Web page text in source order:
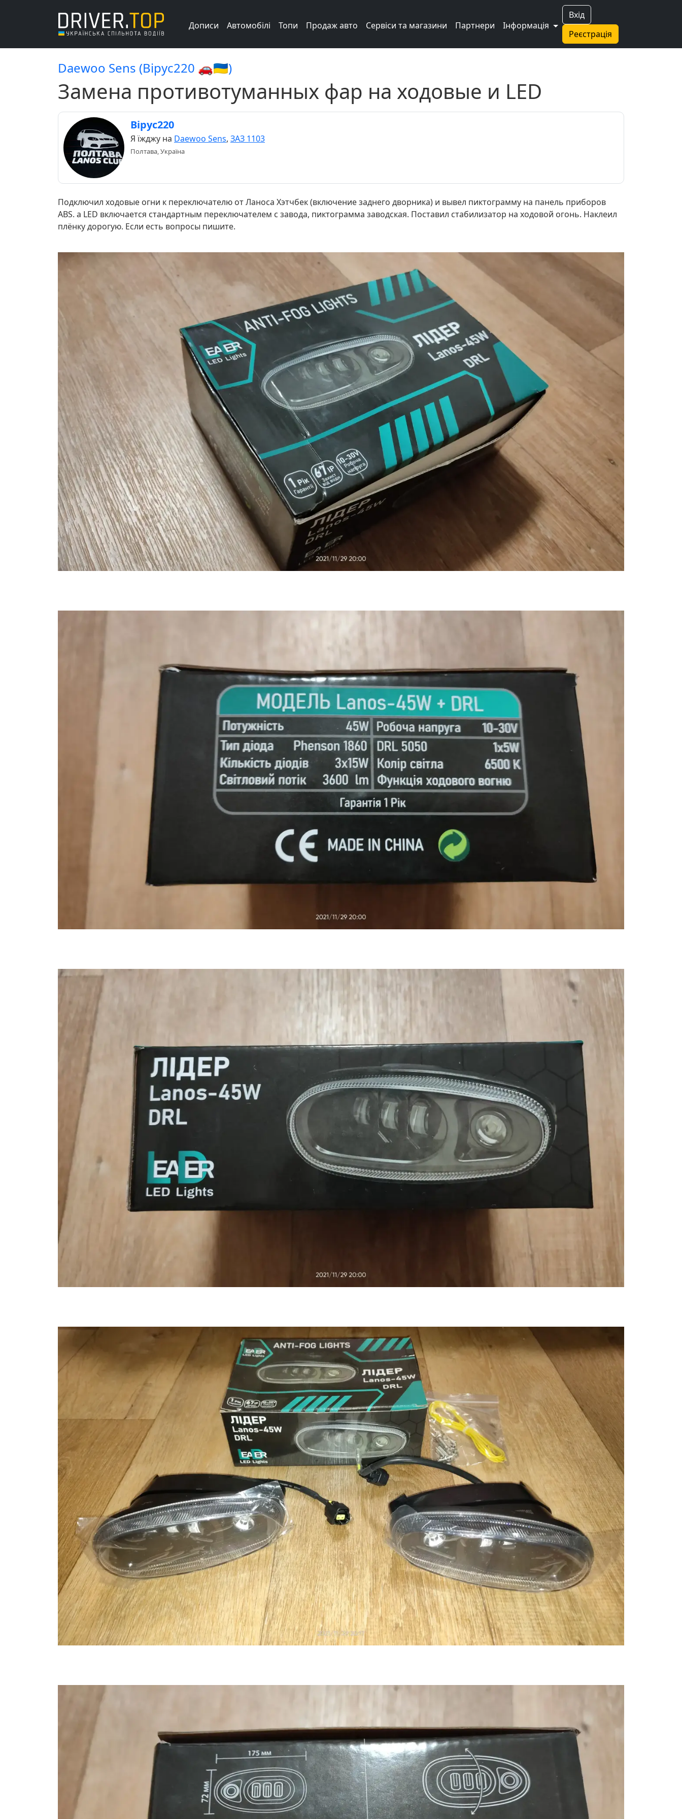
Вхід
Реєстрація
Дописи Автомобілі Топи Продаж авто Сервіси та магазини Партнери Інформація
Daewoo Sens (Bipyc220 🚗🇺🇦)
Замена противотуманных фар на ходовые и LED
Bipyc220
Я їжджу на Daewoo Sens, ЗАЗ 1103
Полтава, Україна
Подключил ходовые огни к переключателю от Ланоса Хэтчбек (включение заднего дворника) и вывел пиктограмму на панель приборов
ABS. а LED включается стандартным переключателем с завода, пиктограмма заводская. Поставил стабилизатор на ходовой огонь. Наклеил
плёнку дорогую. Если есть вопросы пишите.